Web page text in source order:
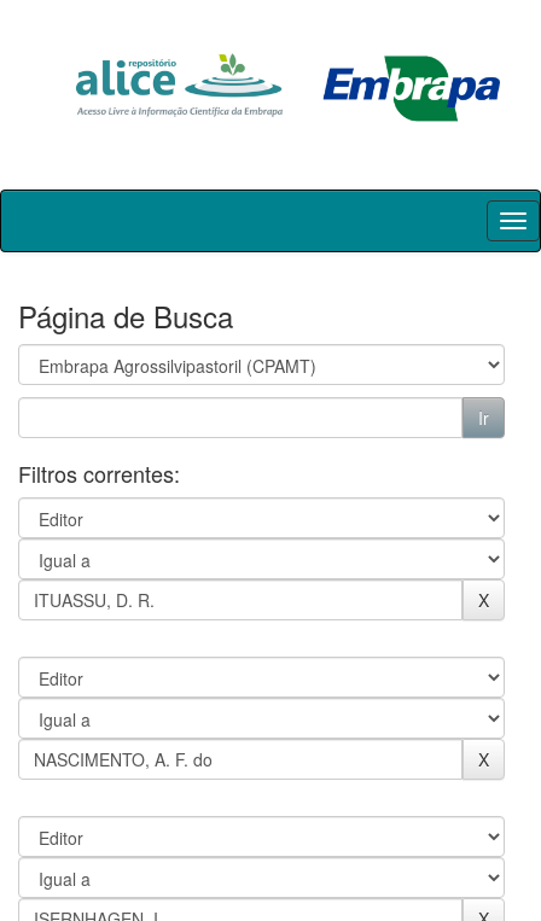
Skip
Página de Busca
Filtros correntes: